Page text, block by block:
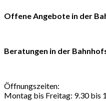
Offene Angebote in der
Beratungen in der
Öffnungszeiten:
Montag bis Freitag: 9.30 bis